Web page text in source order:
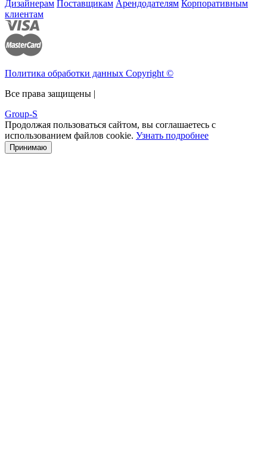
Дизайнерам Поставщикам Арендодателям Корпоративным
клиентам
Политика обработки данных Copyright ©
Все права защищены |
Group-S
Продолжая пользоваться сайтом, вы соглашаетесь с
использованием файлов cookie. Узнать подробнее
Принимаю